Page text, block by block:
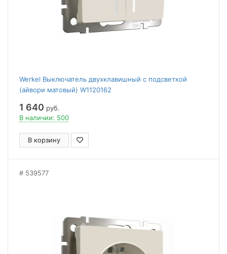
Werkel Выключатель двухклавишный с подсветкой
(айвори матовый) W1120162
1 640 руб.
В наличии: 500
В корзину
539577